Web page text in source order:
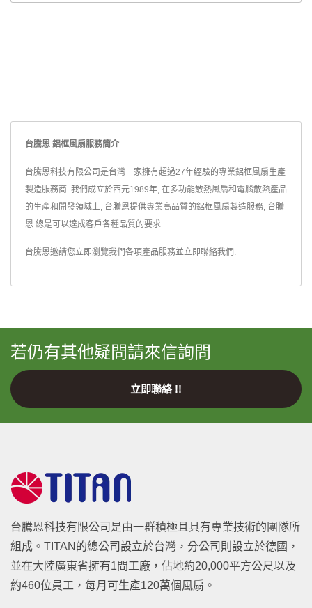
台騰恩 鋁框風扇服務簡介
台騰恩科技有限公司是台灣一家擁有超過27年經驗的專業鋁框風扇生產
製造服務商. 我們成立於西元1989年, 在多功能散熱風扇和電腦散熱產品
的生產和開發領域上, 台騰恩提供專業高品質的鋁框風扇製造服務, 台騰
恩 總是可以達成客戶各種品質的要求
台騰恩邀請您立即瀏覽我們各項產品服務並立即聯絡我們
若仍有其他疑問請來信詢問
立即聯絡 !!
台騰恩科技有限公司是由一群積極且具有專業技術的團隊所
組成。TITAN的總公司設立於台灣，分公司則設立於德國，
並在大陸廣東省擁有1間工廠，佔地約20,000平方公尺以及
約460位員工，每月可生產120萬個風扇。